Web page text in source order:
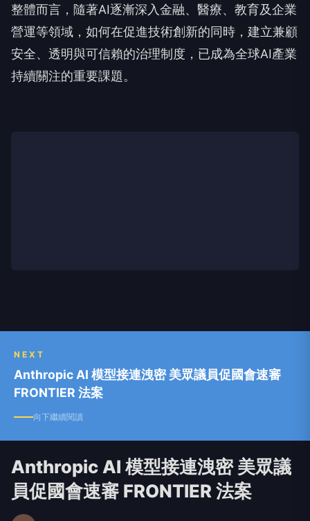
整體而言，隨著AI逐漸深入金融、醫療、教育及企業
營運等領域，如何在促進技術創新的同時，建立兼顧
安全、透明與可信賴的治理制度，已成為全球AI產業
持續關注的重要課題。
NEXT
Anthropic AI 模型接連洩密 美眾議員促國會速審
FRONTIER 法案
向下繼續閱讀
Anthropic AI 模型接連洩密 美眾議
員促國會速審 FRONTIER 法案